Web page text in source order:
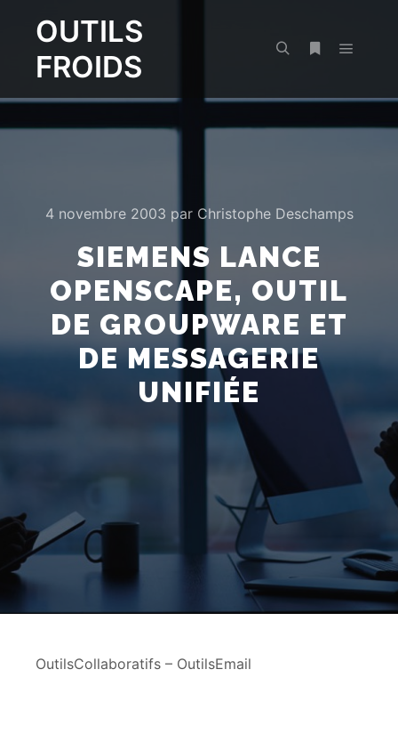
OUTILS
FROIDS
4 novembre 2003 par Christophe Deschamps
SIEMENS LANCE
OPENSCAPE, OUTIL
DE GROUPWARE ET
DE MESSAGERIE
UNIFIÉE
OutilsCollaboratifs – OutilsEmail